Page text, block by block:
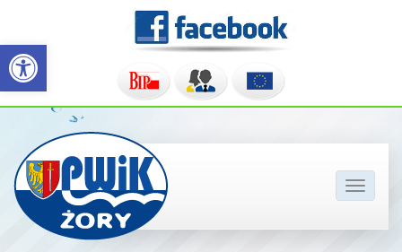
Otwórz pasek narzędzi
Pokaż/